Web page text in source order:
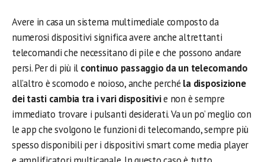
Avere in casa un sistema multimediale composto da
numerosi dispositivi significa avere anche altrettanti
telecomandi che necessitano di pile e che possono andare
persi. Per di più il continuo passaggio da un telecomando
all’altro è scomodo e noioso, anche perché la disposizione
dei tasti cambia tra i vari dispositivie non è sempre
immediato trovare i pulsanti desiderati. Va un po’ meglio con
le app che svolgono le funzioni di telecomando, sempre più
spesso disponibili per i dispositivi smart come media player